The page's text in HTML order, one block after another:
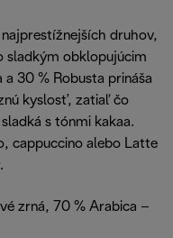
druhov,
sladkým obklopujúcim
30 % Robusta prináša
kyslosť, zatiaľ čo
s tónmi kakaa.
cappuccino alebo Latte
zrná, 70 % Arabica –